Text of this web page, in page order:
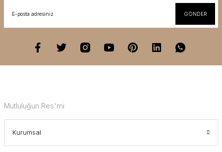
GÖNDER
Mutluluğun Res'mi
Kurumsal